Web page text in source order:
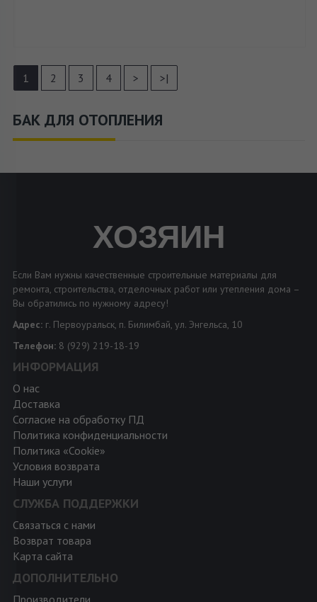
1 2 3 4 > >|
БАК ДЛЯ ОТОПЛЕНИЯ
ХОЗЯИН
Если Вам нужны качественные строительные материалы для
ремонта, строительства, отделочных работ или утепления дома –
Вы обратились по нужному адресу!
Адрес: г. Первоуральск, п. Билимбай, ул. Энгельса, 10
Телефон: 8 (929) 219-18-19
ИНФОРМАЦИЯ
О нас
Доставка
Согласие на обработку ПД
Политика конфиденциальности
Политика «Cookie»
Условия возврата
Наши услуги
СЛУЖБА ПОДДЕРЖКИ
Связаться с нами
Возврат товара
Карта сайта
ДОПОЛНИТЕЛЬНО